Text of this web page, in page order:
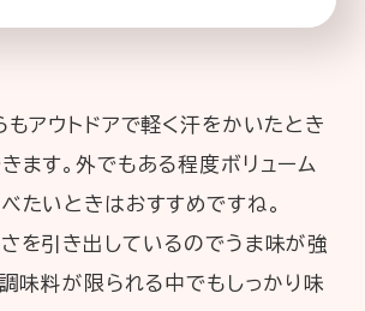
もアウトドアで軽く汗をかいたとき
ます。外でもある程度ボリューム
たいときはおすすめですね。
を引き出しているのでうま味が強
調味料が限られる中でもしっかり味